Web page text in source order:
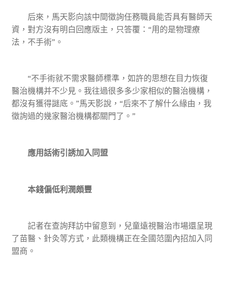
后來，馬天影向該中間徵詢任務職員能否具有醫師天
資，對方沒有明白回應版主，只答覆：“用的是物理療
法，不手術”。
“不手術就不需求醫師標準，如許的思想在目力恢復
醫治機構并不少見。我往過很多多少家相似的醫治機構，
都沒有獲得謎底。”馬天影說，“后來不了解什么緣由，我
徵詢過的幾家醫治機構都關門了。”
應用話術引誘加入同盟
本錢偏低利潤頗豐
記者在查詢拜訪中留意到，兒童遠視醫治市場還呈現
了苗醫、針灸等方式，此類機構正在全國范圍內招加入同
盟商。